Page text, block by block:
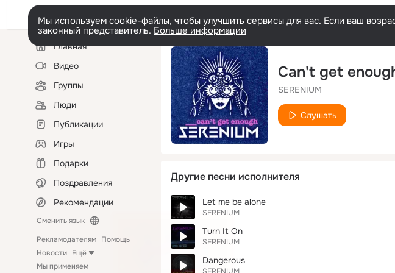
Мы используем cookie-файлы, чтобы улучшить сервисы для вас. Если ваш
законный представитель. Больше информации
Левая
колонкаГлавная
Видео
Группы
Люди
Публикации
Игры
Подарки
Поздравления
Рекомендации
Сменить язык
Рекламодателям Помощь
Новости Ещё
Мы применяем
Can't get
SERENIUM
Слушать
Другие песни исполнителя
Let me be alone
SERENIUM
Turn It On
SERENIUM
Dangerous